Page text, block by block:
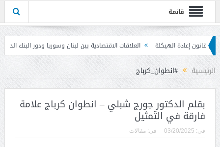
قائمة
العلاقات الاقتصادية بين لبنان وسوريا ودور البنك الدولي في إعادة الإعمار
الرئيسية #انطوان_كرباج
بقلم الدكتور جورج شبلي – انطوان كرباج علامة
فارقة في التّمثيل
فى: 03/20/2025 فى: مقالات